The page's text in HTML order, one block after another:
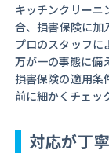
キッチンクリーニ
合、損害保険に加
プロのスタッフに
万が一の事態に備
損害保険の適用条
前に細かくチェッ
対応が丁寧